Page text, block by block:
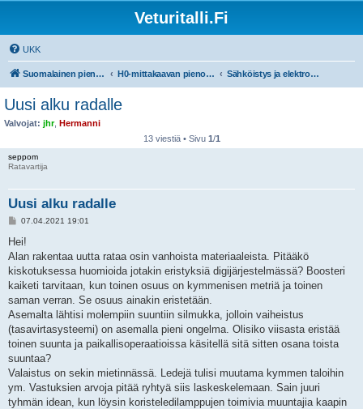
Veturitalli.Fi
UKK
Suomalainen pienoisrautatiefoorumi H0-mittakaavan pienoisrautatiet Sähköistys ja elektroniikka
Uusi alku radalle
Valvojat: jhr, Hermanni
13 viestiä • Sivu 1/1
seppom
Ratavartija
Uusi alku radalle
V
e
t
i
07.04.2021 19:01
Hei!
Alan rakentaa uutta rataa osin vanhoista materiaaleista. Pitääkö
kiskotuksessa huomioida jotakin eristyksiä digijärjestelmässä? Boosteri
kaiketi tarvitaan, kun toinen osuus on kymmenisen metriä ja toinen
saman verran. Se osuus ainakin eristetään.
Asemalta lähtisi molempiin suuntiin silmukka, jolloin vaiheistus
(tasavirtasysteemi) on asemalla pieni ongelma. Olisiko viisasta eristää
toinen suunta ja paikallisoperaatioissa käsitellä sitä sitten osana toista
suuntaa?
Valaistus on sekin mietinnässä. Ledejä tulisi muutama kymmen taloihin
ym. Vastuksien arvoja pitää ryhtyä siis laskeskelemaan. Sain juuri
tyhmän idean, kun löysin koristeledilamppujen toimivia muuntajia kaapin